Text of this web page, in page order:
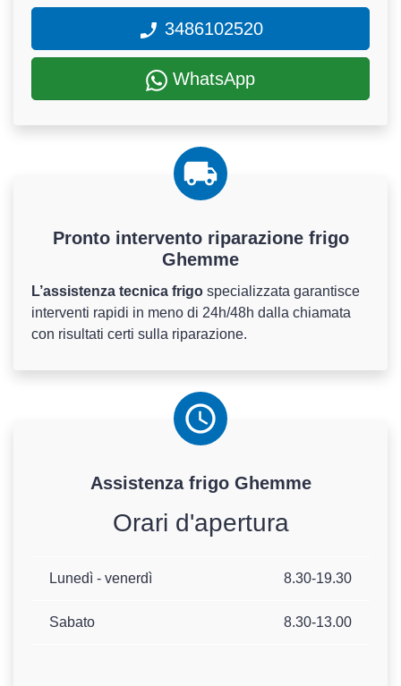
3486102520
WhatsApp
Pronto intervento riparazione frigo
Ghemme
L’assistenza tecnica frigo specializzata garantisce
interventi rapidi in meno di 24h/48h dalla chiamata
con risultati certi sulla riparazione.
Assistenza frigoGhemme
Orari d'apertura
Lunedì - venerdì 8.30-19.30
Sabato 8.30-13.00